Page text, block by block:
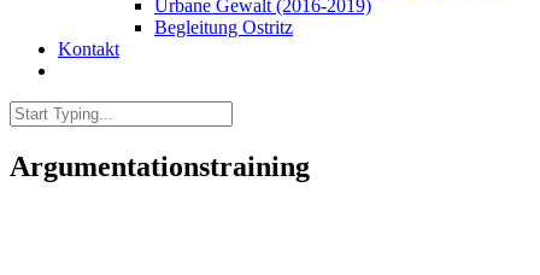
Urbane Gewalt (2016-2019)
Begleitung Ostritz
Kontakt
Argumentationstraining